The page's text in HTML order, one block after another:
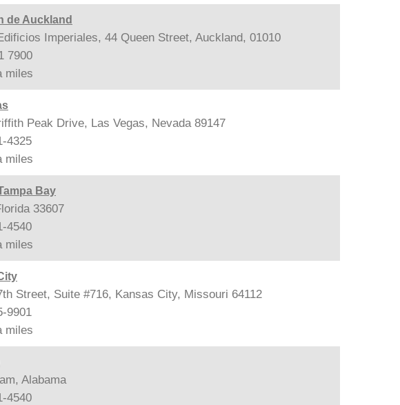
de Auckland
Imperiales, 44 Queen Street, Auckland, 01010
7900
miles
Peak Drive, Las Vegas, Nevada 89147
4325
miles
Bay
33607
4540
miles
Street, Suite #716, Kansas City, Missouri 64112
9901
miles
Alabama
4540